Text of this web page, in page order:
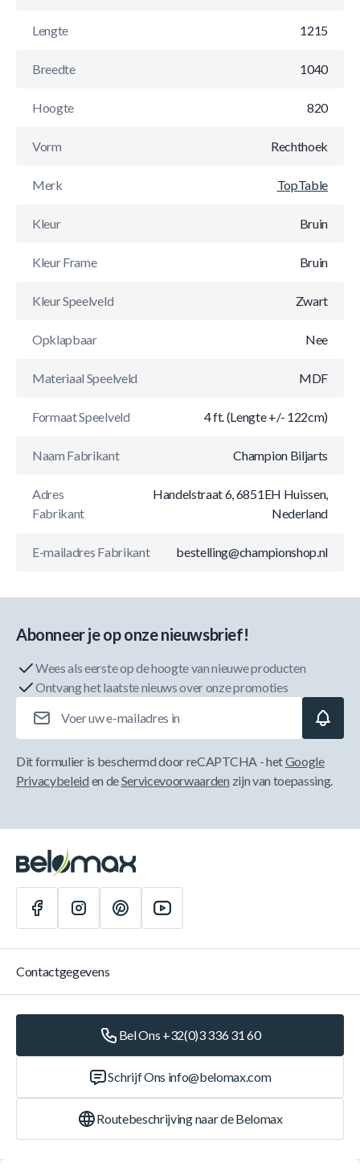
Lengte 1215
Breedte 1040
Hoogte 820
Vorm Rechthoek
Merk TopTable
Kleur Bruin
Kleur Frame Bruin
Kleur Speelveld Zwart
Opklapbaar Nee
Materiaal Speelveld MDF
Formaat Speelveld 4 ft. (Lengte +/- 122cm)
Naam Fabrikant Champion Biljarts
Adres
Fabrikant
Handelstraat 6, 6851EH Huissen,
Nederland
E-mailadres Fabrikant bestelling@championshop.nl
Abonneer je op onze nieuwsbrief!
Wees als eerste op de hoogte van nieuwe producten
Ontvang het laatste nieuws over onze promoties
Dit formulier is beschermd door reCAPTCHA - hetGoogle
Privacybeleid en deServicevoorwaarden zijn van toepassing.
Contactgegevens
Bel Ons +32(0)3 336 31 60
Schrijf Ons info@belomax.com
Routebeschrijving naar de Belomax